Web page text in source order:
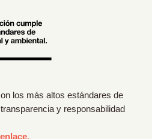
los más altos estándares de
y responsabilidad